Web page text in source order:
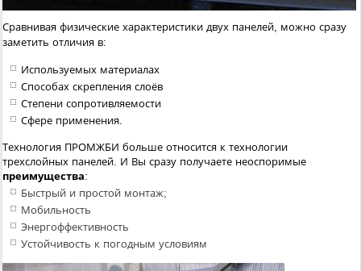
Сравнивая физические характеристики двух панелей, можно сразу
заметить отличия в:
Используемых материалах
Способах скрепления слоёв
Степени сопротивляемости
Сфере применения.
Технология ПРОМЖБИ больше относится к технологии
трехслойных панелей. И Вы сразу получаете неоспоримые
преимущества:
Быстрый и простой монтаж;
Мобильность
Энергоффективность
Устойчивость к погодным условиям